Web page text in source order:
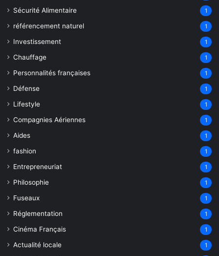
Sécurité Alimentaire 1
référencement naturel 1
Investissement 1
Chauffage 1
Personnalités françaises 1
Défense 1
Lifestyle 1
Compagnies Aériennes 1
Aides 1
fashion 1
Entrepreneuriat 1
Philosophie 1
Fuseaux 1
Réglementation 1
Cinéma Français 1
Actualité locale 1